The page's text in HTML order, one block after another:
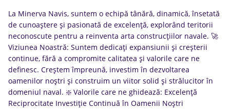
La Minerva Navis, suntem o echipă tânără, dinamică, însetată
de cunoaștere și pasionată de excelență, explorând teritorii
neconoscute pentru a reinventa arta construcțiilor navale. 🚀
Viziunea Noastră: Suntem dedicați expansiunii și creșterii
continue, fără a compromite calitatea și valorile care ne
definesc. Creștem împreună, investim în dezvoltarea
oamenilor noștri și construim un viitor solid și strălucitor în
domeniul naval. ❇️ Valorile care ne ghidează: Excelență
Reciprocitate Investiție Continuă în Oamenii Noștri